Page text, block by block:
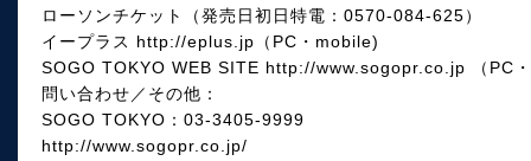
ローソンチケット（発売日初日特電：0570-084-625）
イープラス http://eplus.jp（PC・mobile)
SOGO TOKYO WEB SITE http://www.sogopr.co.jp （PC
問い合わせ／その他：
SOGO TOKYO：03-3405-9999
http://www.sogopr.co.jp/